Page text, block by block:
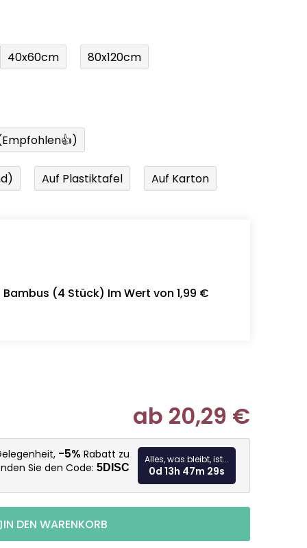
40x60cm 80x120cm
Auf Plastiktafel Auf Karton
(4 Stück) Im Wert von 1,99 €
ab 20,29 €
-5% Rabatt zu
Sie den Code: 5DISC
Alles, was bleibt, ist...
0d 13h 47m 28s
IN DEN WARENKORB